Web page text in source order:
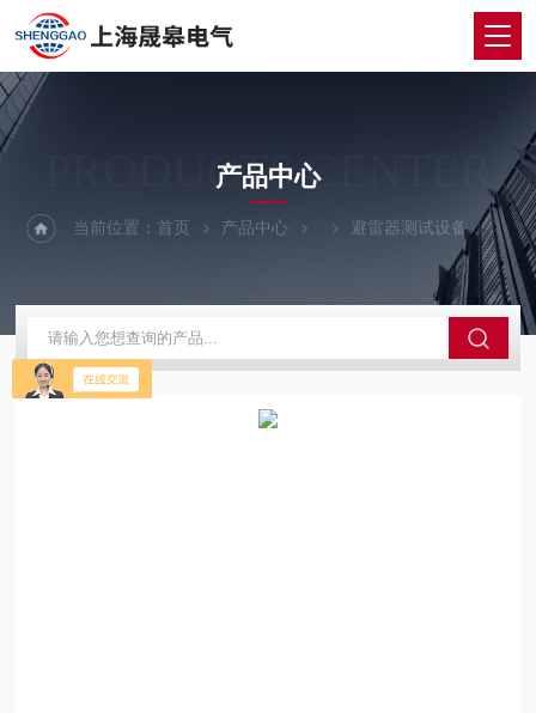
PRODUCTS CENTER
产品中心
当前位置：首页 产品中心 避雷器测试设备